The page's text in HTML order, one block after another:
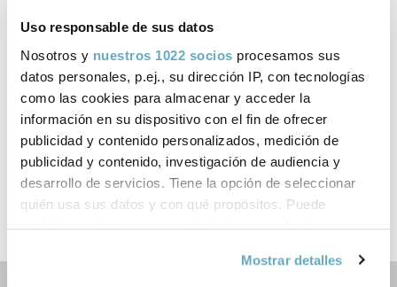
Uso responsable de sus datos
Nosotros y nuestros 1022 socios procesamos sus
datos personales, p.ej., su dirección IP, con tecnologías
como las cookies para almacenar y acceder la
información en su dispositivo con el fin de ofrecer
publicidad y contenido personalizados, medición de
publicidad y contenido, investigación de audiencia y
desarrollo de servicios. Tiene la opción de seleccionar
quién usa sus datos y con qué propósitos. Puede
cambiar o retirar su consentimiento en cualquier
Mostrar detalles
Enlaces de interés
Como en casa - Entrena tu entusiasmo, el libro
Documentos relacionados